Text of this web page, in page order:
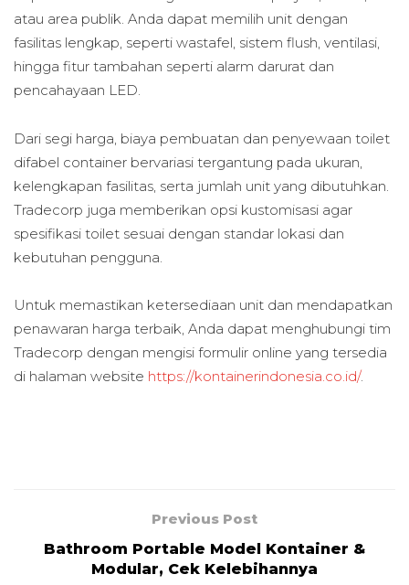
atau area publik. Anda dapat memilih unit dengan
fasilitas lengkap, seperti wastafel, sistem flush, ventilasi,
hingga fitur tambahan seperti alarm darurat dan
pencahayaan LED.
Dari segi harga, biaya pembuatan dan penyewaan toilet
difabel container bervariasi tergantung pada ukuran,
kelengkapan fasilitas, serta jumlah unit yang dibutuhkan.
Tradecorp juga memberikan opsi kustomisasi agar
spesifikasi toilet sesuai dengan standar lokasi dan
kebutuhan pengguna.
Untuk memastikan ketersediaan unit dan mendapatkan
penawaran harga terbaik, Anda dapat menghubungi tim
Tradecorp dengan mengisi formulir online yang tersedia
di halaman website https://kontainerindonesia.co.id/.
Previous Post
Bathroom Portable Model Kontainer &
Modular, Cek Kelebihannya